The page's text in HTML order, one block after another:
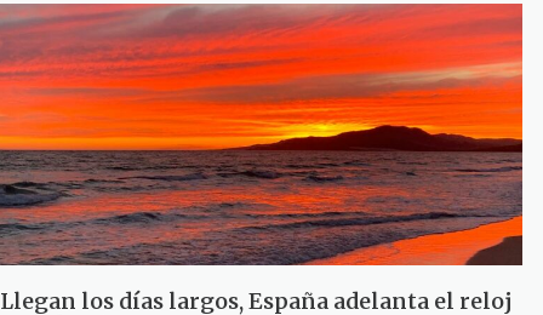
Llegan los días largos, España adelanta el reloj